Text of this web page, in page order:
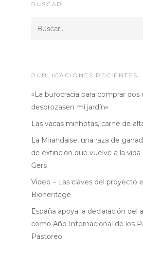
BUSCAR
PUBLICACIONES RECIENTES
«La burocracia para comprar dos
desbrozasen mi jardín»
Las vacas minhotas, carne de
La Mirandaise, una raza de
de extinción que vuelve a la vida
Gers
Video – Las claves del proyecto
Bioheritage
España apoya la declaración del
como Año Internacional de los
Pastoreo